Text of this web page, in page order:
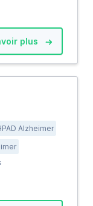
plus
Alzheimer